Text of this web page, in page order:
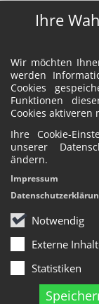
Ihre
Wir möchten
werden
Cookies
Funktionen
Cookies aktiveren
Ihre Cookie-
unserer
ändern.
Notwendig
Externe
Statistiken
Impressum